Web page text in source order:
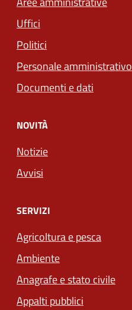
Uffici
Politici
Personale amministrativo
Documenti e dati
NOVITÀ
Notizie
Avvisi
SERVIZI
Agricoltura e pesca
Ambiente
Anagrafe e stato civile
Appalti pubblici